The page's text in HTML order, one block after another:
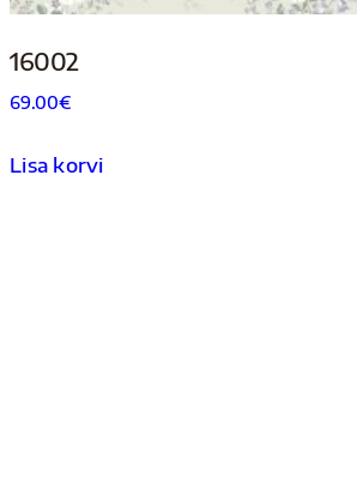
16002
69.00€
Lisa korvi